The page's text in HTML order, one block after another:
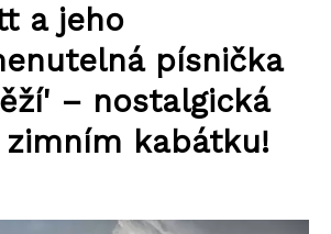
a jeho
písnička
– nostalgická
zimním kabátku!